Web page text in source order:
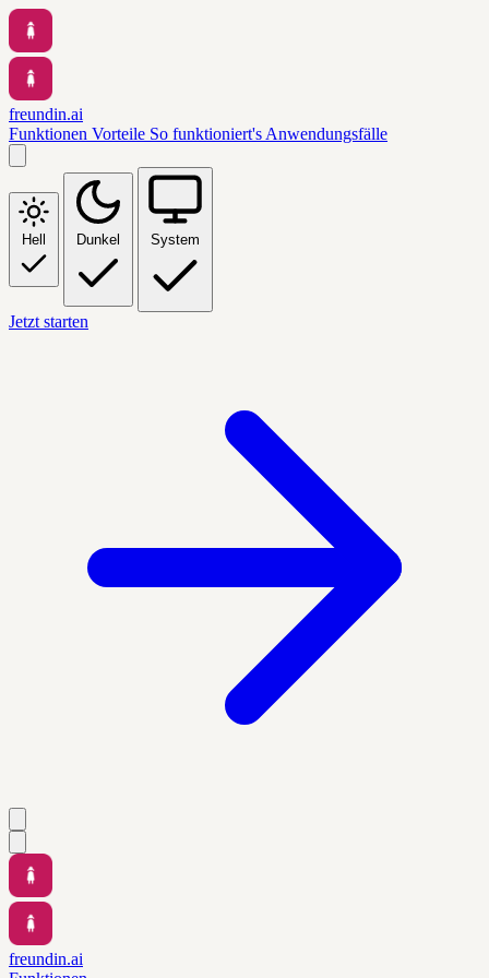
freundin.ai
Funktionen Vorteile So funktioniert's Anwendungsfälle
Hell Dunkel System
Jetzt starten
freundin.ai